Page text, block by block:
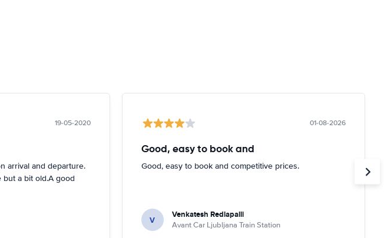
19-05-2020
arrival and departure.
but a bit old.A good
01-08-2026
Good, easy to book and
Good, easy to book and competitive prices.
V Venkatesh Redlapalli
Avant Car Ljubljana Train Station